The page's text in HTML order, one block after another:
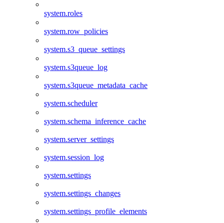
system.roles
system.row_policies
system.s3_queue_settings
system.s3queue_log
system.s3queue_metadata_cache
system.scheduler
system.schema_inference_cache
system.server_settings
system.session_log
system.settings
system.settings_changes
system.settings_profile_elements